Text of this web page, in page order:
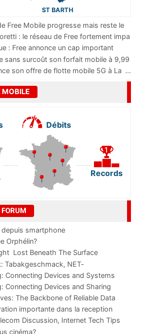
ST BARTH
Free Mobile progresse mais reste le
...
: le réseau de Free fortement impa
: Free annonce un cap important
...
sans surcoût son forfait mobile à 9,99
son offre de flotte mobile 5G à La ...
MOBILE
Débits
Records
depuis smartphone
Orphélin?
 Lost Beneath The Surface
Tabakgeschmack, NET-
und Leistung im
Connecting Devices and Systems
Connecting Devices and Sharing
The Backbone of Reliable Data
importante dans la reception
Discussion, Internet Tech Tips
cinéma?